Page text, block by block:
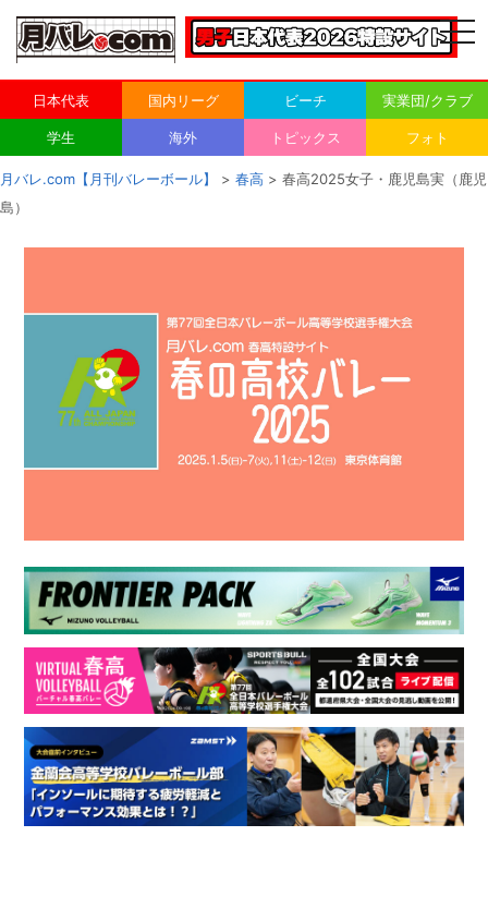
日本代表 国内リーグ ビーチ 実業団/クラブ
学生 海外 トピックス フォト
月バレ.com【月刊バレーボール】 > 春高 > 春高2025女子・鹿児島実（鹿児
島）